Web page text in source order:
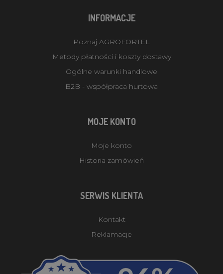
INFORMACJE
Poznaj AGROFORTEL
Metody płatności i koszty dostawy
Ogólne warunki handlowe
B2B - współpraca hurtowa
MOJE KONTO
Moje konto
Historia zamówień
SERWIS KLIENTA
Kontakt
Reklamacje